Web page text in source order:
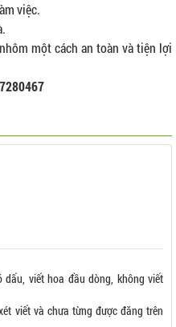
việc.
một cách an toàn và tiện lợi
viết hoa đầu dòng, không viết
viết và chưa từng được đăng trên